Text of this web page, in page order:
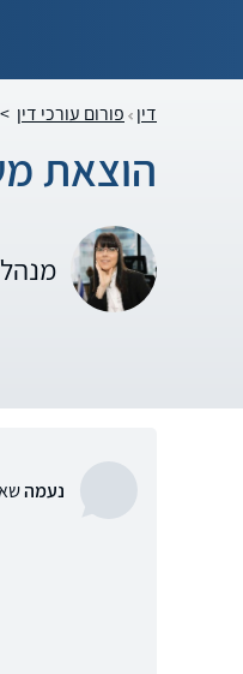
דין פורום עורכי דין >
הוצאת
נעמה